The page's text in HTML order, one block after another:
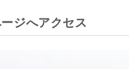
ジへアクセス